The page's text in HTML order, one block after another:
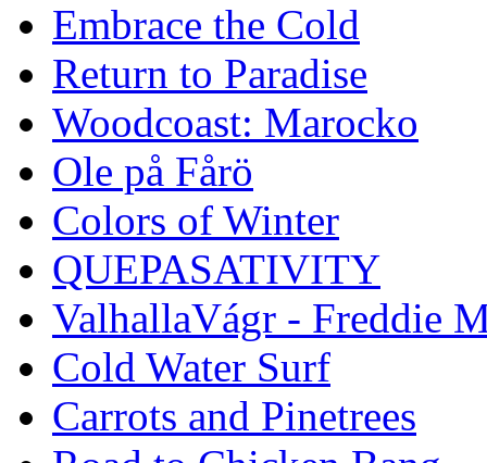
Embrace the Cold
Return to Paradise
Woodcoast: Marocko
Ole på Fårö
Colors of Winter
QUEPASATIVITY
ValhallaVágr - Freddie
Cold Water Surf
Carrots and Pinetrees